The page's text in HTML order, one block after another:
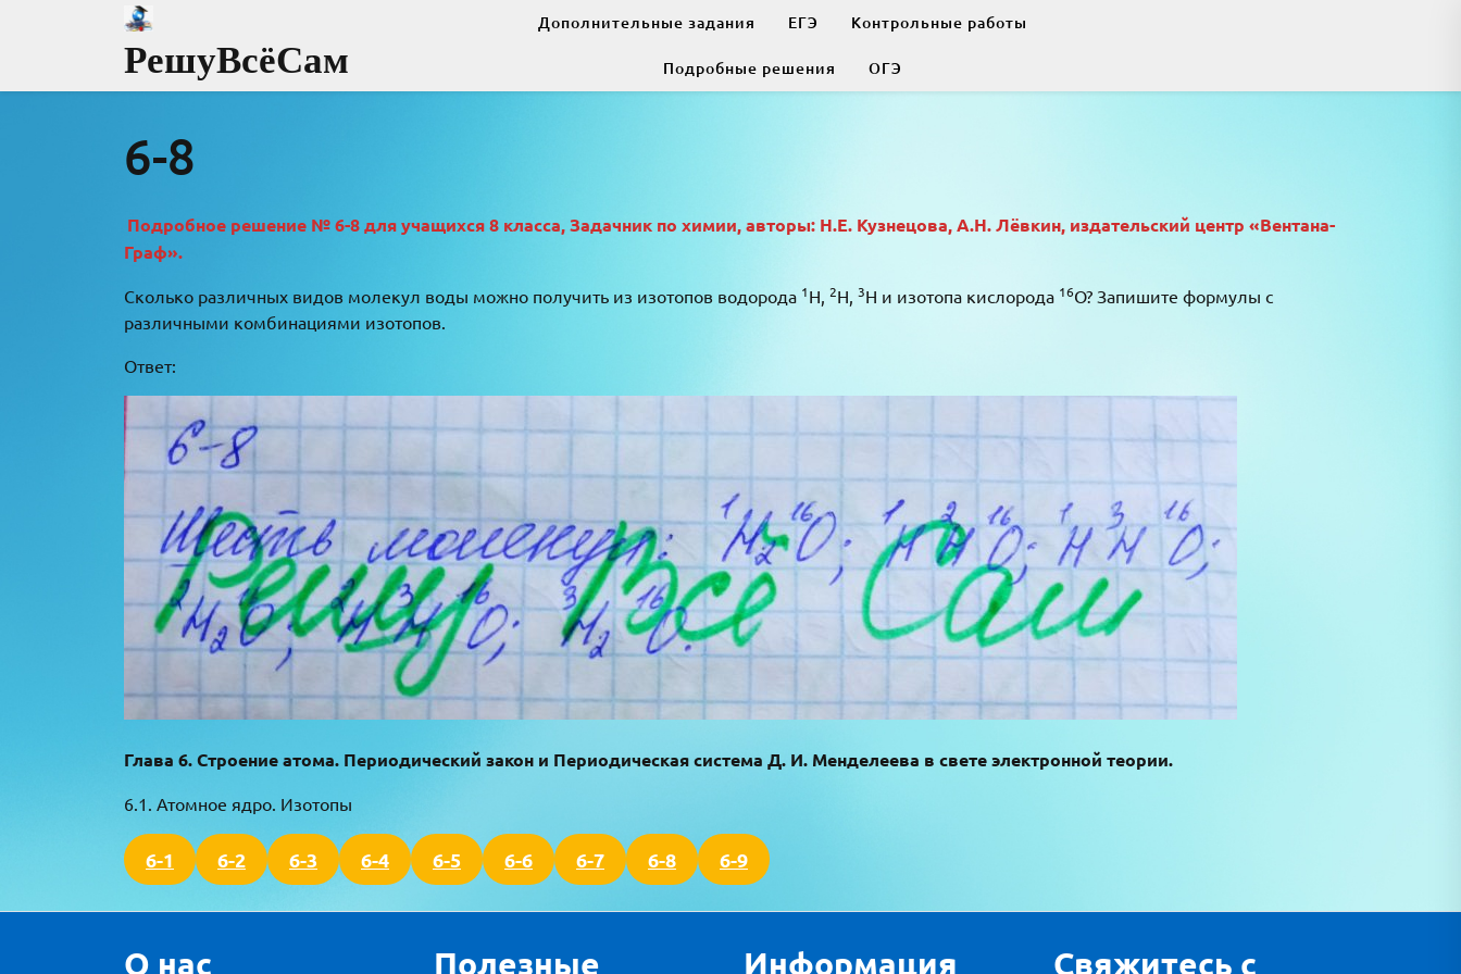
РешуВсёСам
Дополнительные задания ЕГЭ Контрольные работы
Подробные решения ОГЭ
6-8
Подробное решение № 6-8 для учащихся 8 класса, Задачник по химии, авторы: Н.Е. Кузнецова, А.Н. Лёвкин, издательский центр «Вентана-
Граф».
Сколько различных видов молекул воды можно получить из изотопов водорода 1H, 2H, 3H и изотопа кислорода 16O? Запишите формулы с
различными комбинациями изотопов.
Ответ:
Глава 6. Строение атома. Периодический закон и Периодическая система Д. И. Менделеева в свете электронной теории.
6.1. Атомное ядро. Изотопы
6-1 6-2 6-3 6-4 6-5 6-6 6-7 6-8 6-9
О нас Полезные Информация Свяжитесь с